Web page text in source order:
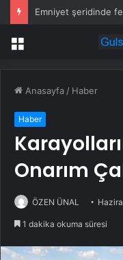
Menü
Anasayfa / Haber
Haber
Onarım
ÖZEN ÜNAL
1 dakika okuma süresi